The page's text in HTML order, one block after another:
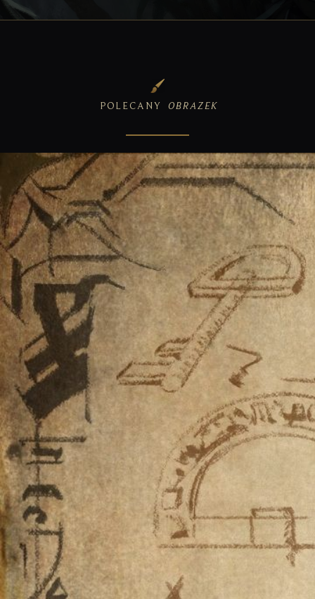
POLECANY OBRAZEK